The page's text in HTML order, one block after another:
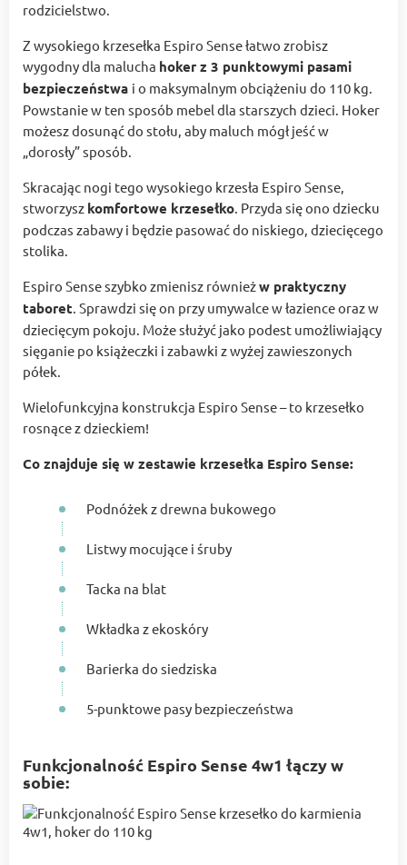
rodzicielstwo.
Z wysokiego krzesełka Espiro Sense łatwo zrobisz
wygodny dla malucha hoker z 3 punktowymi pasami
bezpieczeństwa i o maksymalnym obciążeniu do 110 kg.
Powstanie w ten sposób mebel dla starszych dzieci. Hoker
możesz dosunąć do stołu, aby maluch mógł jeść w
„dorosły” sposób.
Skracając nogi tego wysokiego krzesła Espiro Sense,
stworzysz komfortowe krzesełko. Przyda się ono dziecku
podczas zabawy i będzie pasować do niskiego, dziecięcego
stolika.
Espiro Sense szybko zmienisz równieżw praktyczny
taboret. Sprawdzi się on przy umywalce w łazience oraz w
dziecięcym pokoju. Może służyć jako podest umożliwiający
sięganie po książeczki i zabawki z wyżej zawieszonych
półek.
Wielofunkcyjna konstrukcja Espiro Sense – to krzesełko
rosnące z dzieckiem!
Co znajduje się w zestawie krzesełka Espiro Sense:
Podnóżek z drewna bukowego
Listwy mocujące i śruby
Tacka na blat
Wkładka z ekoskóry
Barierka do siedziska
5-punktowe pasy bezpieczeństwa
Funkcjonalność Espiro Sense 4w1 łączy w
sobie: